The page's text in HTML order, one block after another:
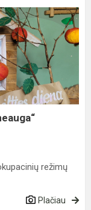
režimų
Plačiau